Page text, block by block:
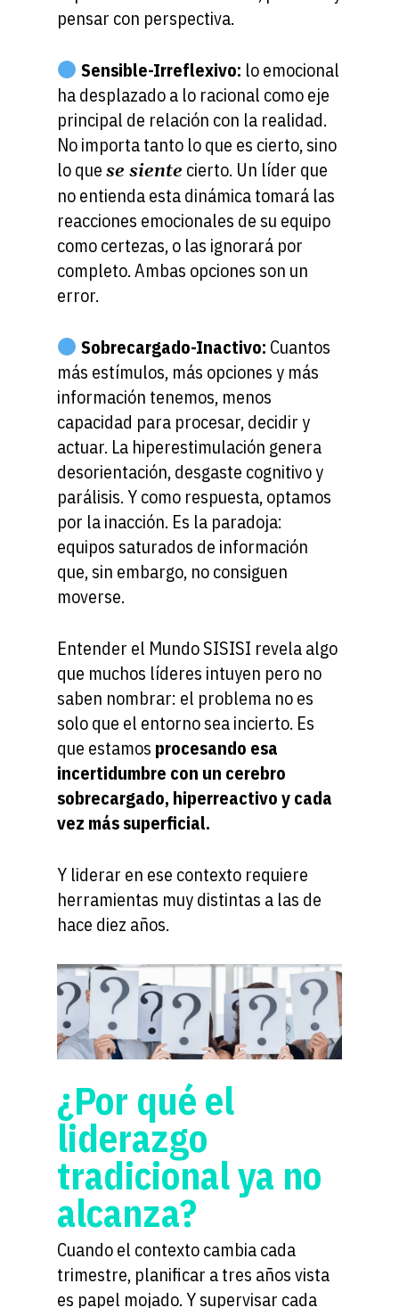
pensar con perspectiva.
Sensible-Irreflexivo: lo emocional
ha desplazado a lo racional como eje
principal de relación con la realidad.
No importa tanto lo que es cierto, sino
lo quese siente cierto. Un líder que
no entienda esta dinámica tomará las
reacciones emocionales de su equipo
como certezas, o las ignorará por
completo. Ambas opciones son un
error.
Sobrecargado-Inactivo: Cuantos
más estímulos, más opciones y más
información tenemos, menos
capacidad para procesar, decidir y
actuar. La hiperestimulación genera
desorientación, desgaste cognitivo y
parálisis. Y como respuesta, optamos
por la inacción. Es la paradoja:
equipos saturados de información
que, sin embargo, no consiguen
moverse.
Entender el Mundo SISISI revela algo
que muchos líderes intuyen pero no
saben nombrar: el problema no es
solo que el entorno sea incierto. Es
que estamos procesando esa
incertidumbre con un cerebro
sobrecargado, hiperreactivo y cada
vez más superficial.
Y liderar en ese contexto requiere
herramientas muy distintas a las de
hace diez años.
¿Por qué el
liderazgo
tradicional ya no
alcanza?
Cuando el contexto cambia cada
trimestre, planificar a tres años vista
es papel mojado. Y supervisar cada